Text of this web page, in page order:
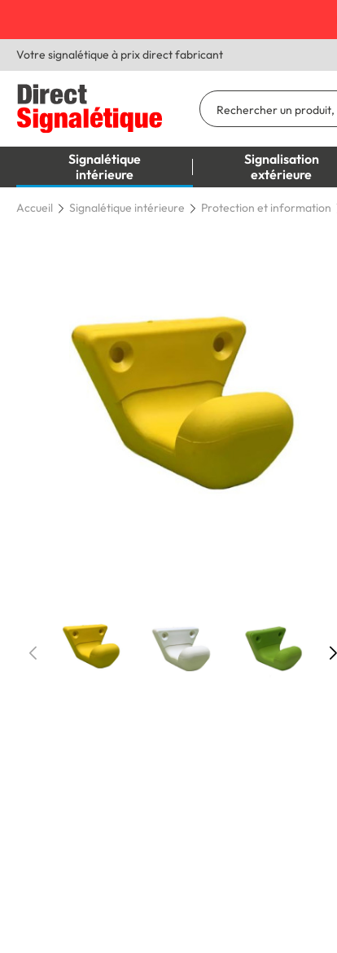
Votre signalétique à prix direct fabricant
Signalétique
intérieure
Signalisation
extérieure
Accueil Signalétique intérieure Protection et information